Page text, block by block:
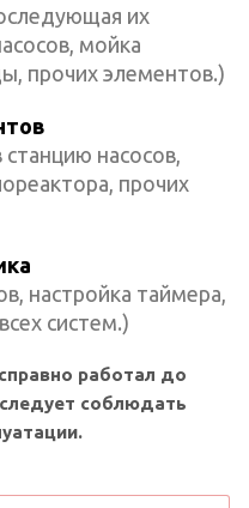
их
мойка
прочих элементов.)
насосов,
прочих
настройка таймера,
систем.)
работал до
соблюдать